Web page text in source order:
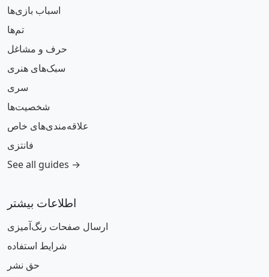
اسباب بازی‌ها
تم‌ها
حرف و مشاغل
سبک‌های هنری
سری
شخصیت‌ها
علاقه‌مندی‌های خاص
فانتزی
See all guides →
اطلاعات بیشتر
ارسال صفحات رنگ‌آمیزی
شرایط استفاده
حق نشر